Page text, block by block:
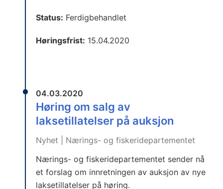
Status: Ferdigbehandlet
Høringsfrist: 15.04.2020
04.03.2020
Høring om salg av
laksetillatelser på auksjon
Nyhet | Nærings- og fiskeridepartementet
Nærings- og fiskeridepartementet sender nå
et forslag om innretningen av auksjon av nye
laksetillatelser på høring.